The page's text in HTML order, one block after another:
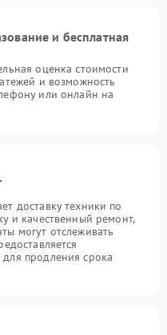
и бесплатная
оценка стоимости
и возможность
или онлайн на
доставку техники по
и качественный ремонт,
могут отслеживать
продления срока